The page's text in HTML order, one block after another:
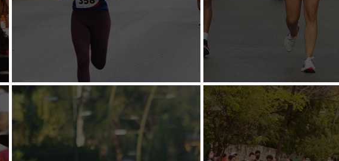
Se agotan los registros Presnetan jersey oficial